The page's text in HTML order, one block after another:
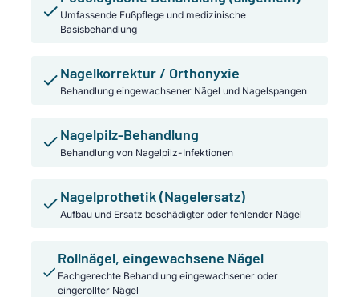
Umfassende Fußpflege und medizinische
Basisbehandlung
Nagelkorrektur / Orthonyxie
Behandlung eingewachsener Nägel und Nagelspangen
Nagelpilz-Behandlung
Behandlung von Nagelpilz-Infektionen
Nagelprothetik (Nagelersatz)
Aufbau und Ersatz beschädigter oder fehlender Nägel
Rollnägel, eingewachsene Nägel
Fachgerechte Behandlung eingewachsener oder
eingerollter Nägel